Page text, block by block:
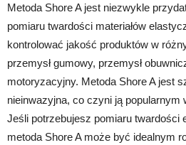
Metoda Shore A jest niezwykle
pomiaru twardości materiałów
kontrolować jakość produktów w
przemysł gumowy, przemysł
motoryzacyjny. Metoda Shore A jest
nieinwazyjna, co czyni ją popularnym
Jeśli potrzebujesz pomiaru twardości
metoda Shore A może być idealnym